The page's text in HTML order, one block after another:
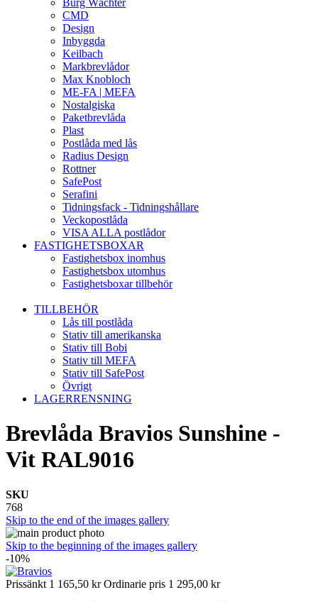
Burg Wächter
CMD
Design
Inbyggda
Keilbach
Markbrevlådor
Max Knobloch
ME-FA | MEFA
Nostalgiska
Paketbrevlåda
Plast
Postlåda med lås
Radius Design
Rottner
SafePost
Serafini
Tidningsfack - Tidningshållare
Veckopostlåda
VISA ALLA postlådor
FASTIGHETSBOXAR
Fastighetsbox inomhus
Fastighetsbox utomhus
Fastighetsboxar tillbehör
TILLBEHÖR
Lås till postlåda
Stativ till amerikanska
Stativ till Bobi
Stativ till MEFA
Stativ till SafePost
Övrigt
LAGERRENSNING
Brevlåda Bravios Sunshine -
Vit RAL9016
SKU
768
Skip to the end of the images gallery
Skip to the beginning of the images gallery
-10%
Prissänkt 1 165,50 kr Ordinarie pris 1 295,00 kr